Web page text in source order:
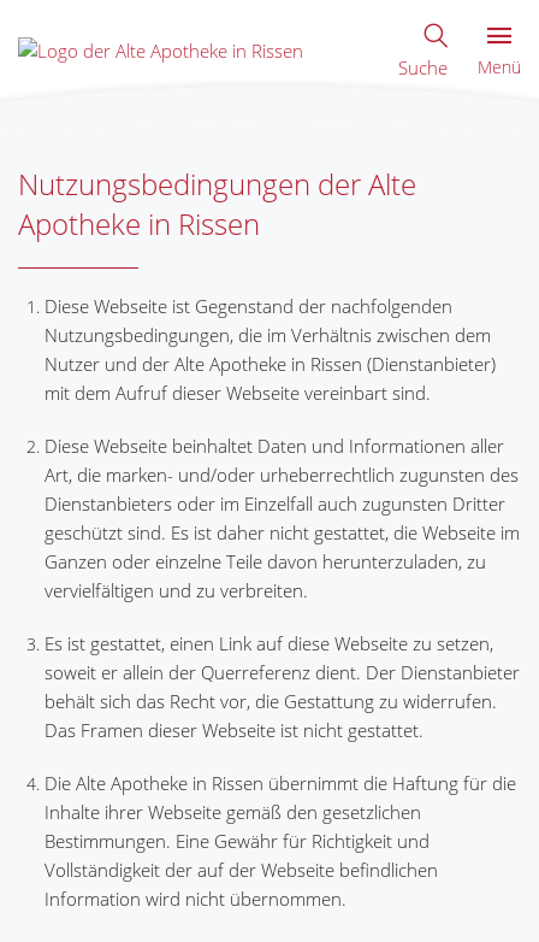
Suche Menü
Nutzungsbedingungen der Alte
Apotheke in Rissen
Diese Webseite ist Gegenstand der nachfolgenden
Nutzungsbedingungen, die im Verhältnis zwischen dem
Nutzer und der Alte Apotheke in Rissen (Dienstanbieter)
mit dem Aufruf dieser Webseite vereinbart sind.
Diese Webseite beinhaltet Daten und Informationen aller
Art, die marken- und/oder urheberrechtlich zugunsten des
Dienstanbieters oder im Einzelfall auch zugunsten Dritter
geschützt sind. Es ist daher nicht gestattet, die Webseite im
Ganzen oder einzelne Teile davon herunterzuladen, zu
vervielfältigen und zu verbreiten.
Es ist gestattet, einen Link auf diese Webseite zu setzen,
soweit er allein der Querreferenz dient. Der Dienstanbieter
behält sich das Recht vor, die Gestattung zu widerrufen.
Das Framen dieser Webseite ist nicht gestattet.
Die Alte Apotheke in Rissen übernimmt die Haftung für die
Inhalte ihrer Webseite gemäß den gesetzlichen
Bestimmungen. Eine Gewähr für Richtigkeit und
Vollständigkeit der auf der Webseite befindlichen
Information wird nicht übernommen.